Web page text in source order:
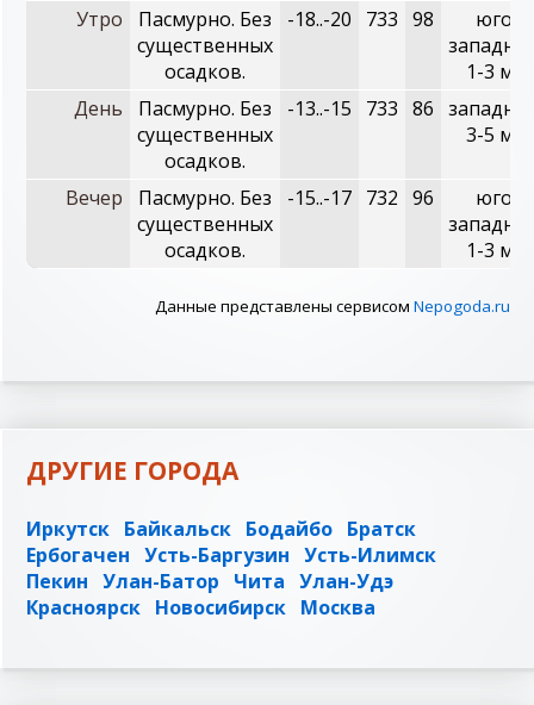
Утро
Пасмурно. Без
существенных
осадков.
-18..-20 733 98
юго-
1-3 м/с
День
Пасмурно. Без
существенных
осадков.
-13..-15 733 86
3-5 м/с
Вечер
Пасмурно. Без
существенных
осадков.
-15..-17 732 96
юго-
1-3 м/с
Данные представлены сервисом Nepogoda.ru
ДРУГИЕ ГОРОДА
Иркутск Байкальск Бодайбо Братск
Ербогачен Усть-Баргузин Усть-Илимск
Пекин Улан-Батор Чита Улан-Удэ
Красноярск Новосибирск Москва